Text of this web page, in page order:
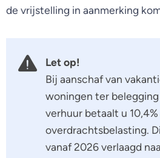
de vrijstelling in aanmerking
Let op!
Bij aanschaf van
woningen ter
verhuur betaalt u 10,4%
overdrachtsbelasting.
vanaf 2026 verlaagd